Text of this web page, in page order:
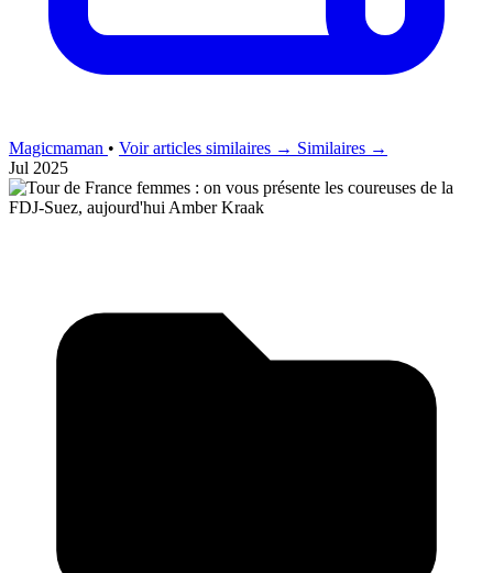
Magicmaman • Voir articles similaires → Similaires →
Jul 2025